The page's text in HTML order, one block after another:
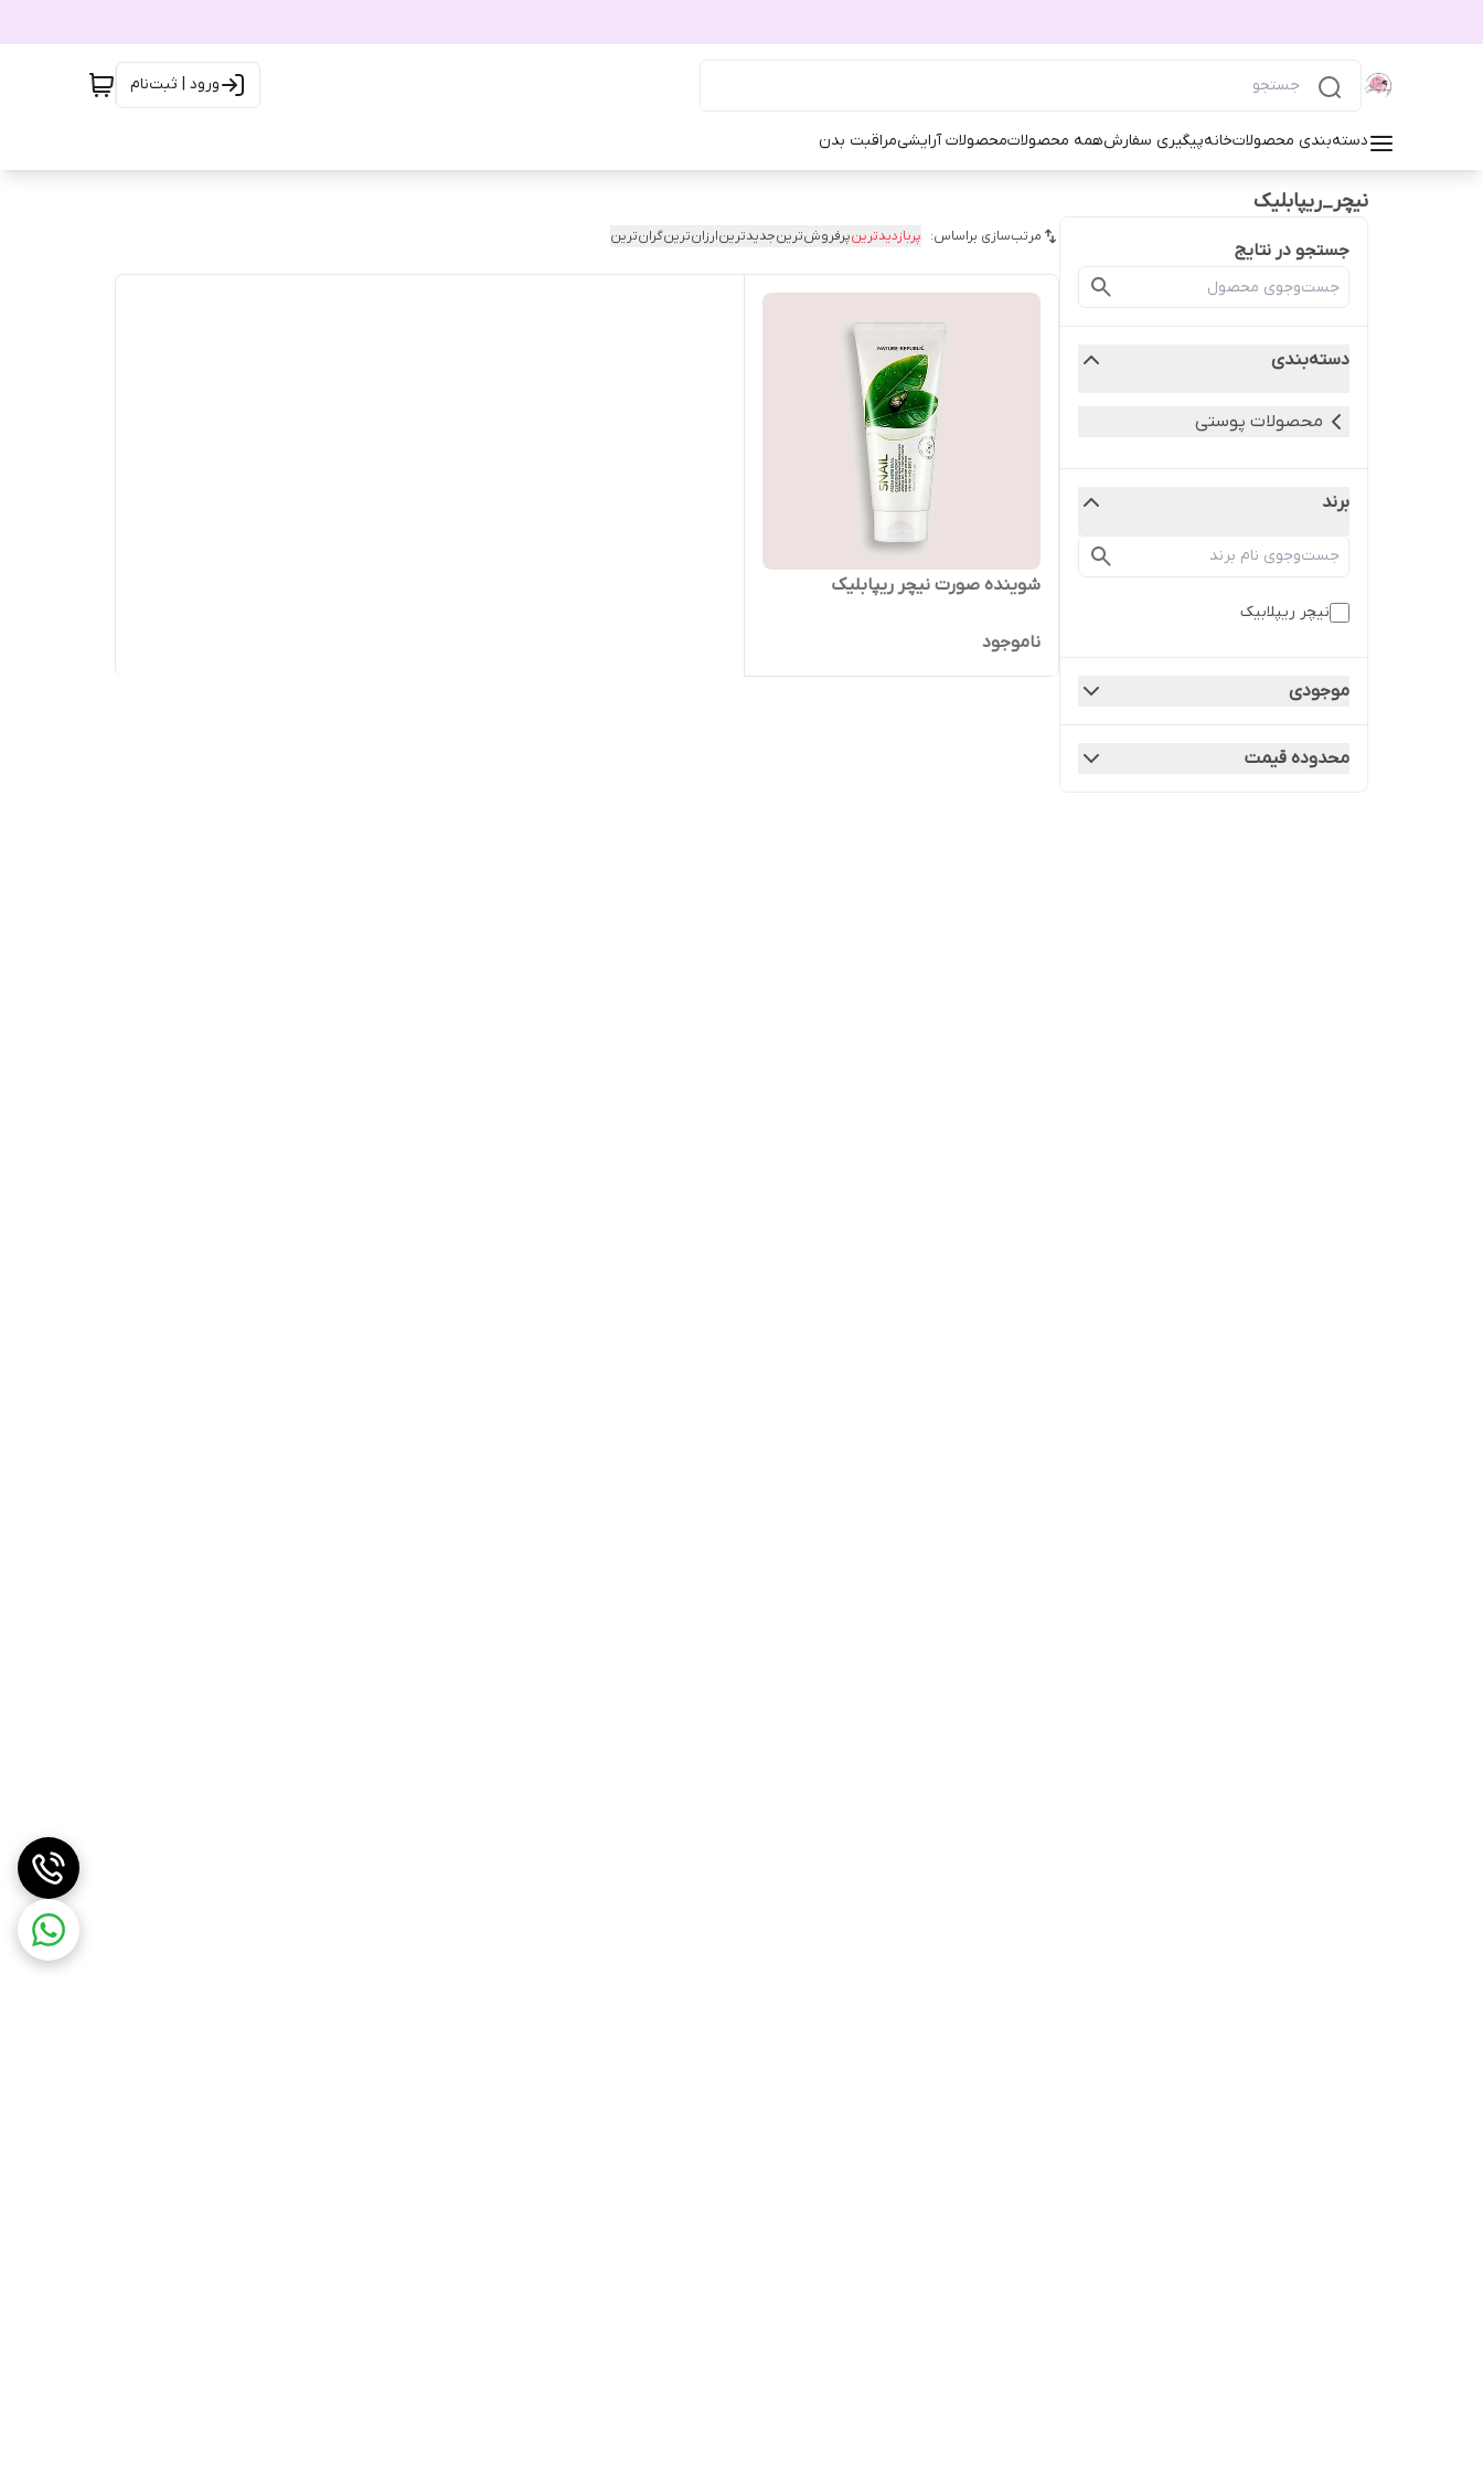
ورود | ثبت‌نام
دسته‌بندی محصولاتخانهپیگیری سفارشهمه محصولاتمحصولات آرایشیمراقبت بدن
نیچر_ریپابلیک
جستجو در نتایج
دسته‌بندی
محصولات پوستی
برند
نیچر ریپلابیک
موجودی
محدوده قیمت
مرتب‌سازی براساس: پربازدیدترینپرفروش‌ترینجدیدترینارزان‌ترینگران‌ترین
شوینده صورت نیچر ریپابلیک
ناموجود